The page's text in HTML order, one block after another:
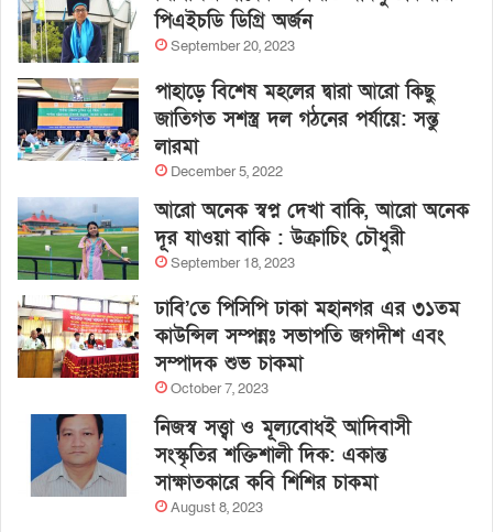
পিএইচডি ডিগ্রি অর্জন
September 20, 2023
পাহাড়ে বিশেষ মহলের দ্বারা আরো কিছু
জাতিগত সশস্ত্র দল গঠনের পর্যায়ে: সন্তু
লারমা
December 5, 2022
আরো অনেক স্বপ্ন দেখা বাকি, আরো অনেক
দূর যাওয়া বাকি : উক্রাচিং চৌধুরী
September 18, 2023
ঢাবি’তে পিসিপি ঢাকা মহানগর এর ৩১তম
কাউন্সিল সম্পন্নঃ সভাপতি জগদীশ এবং
সম্পাদক শুভ চাকমা
October 7, 2023
নিজস্ব সত্ত্বা ও মূল্যবোধই আদিবাসী
সংস্কৃতির শক্তিশালী দিক: একান্ত
সাক্ষাতকারে কবি শিশির চাকমা
August 8, 2023